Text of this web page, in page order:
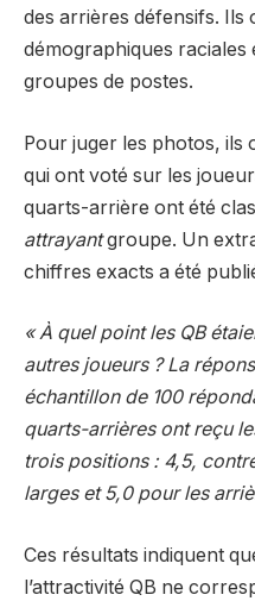
des arrières défensifs. Ils
démographiques raciales
groupes de postes.
Pour juger les photos, ils
qui ont voté sur les
quarts-arrière ont été
attrayantgroupe. Un
chiffres exacts a été
« À quel point les QB
autres joueurs ? La
échantillon de 100
quarts-arrières ont reçu
trois positions : 4,5,
larges et 5,0 pour les
Ces résultats indiquent
l’attractivité QB ne